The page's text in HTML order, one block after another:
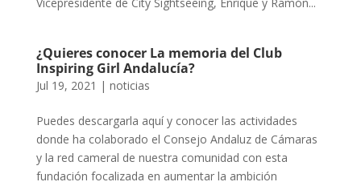
¿Quieres conocer La memoria del Club
Inspiring Girl Andalucía?
Jul 19, 2021 | noticias
Puedes descargarla aquí y conocer las actividades
donde ha colaborado el Consejo Andaluz de Cámaras
y la red cameral de nuestra comunidad con esta
fundación focalizada en aumentar la ambición